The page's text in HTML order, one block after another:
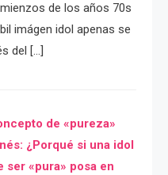
de los años 70s
imágen idol apenas se
del […]
de «pureza»
¿Porqué si una idol
ser «pura» posa en